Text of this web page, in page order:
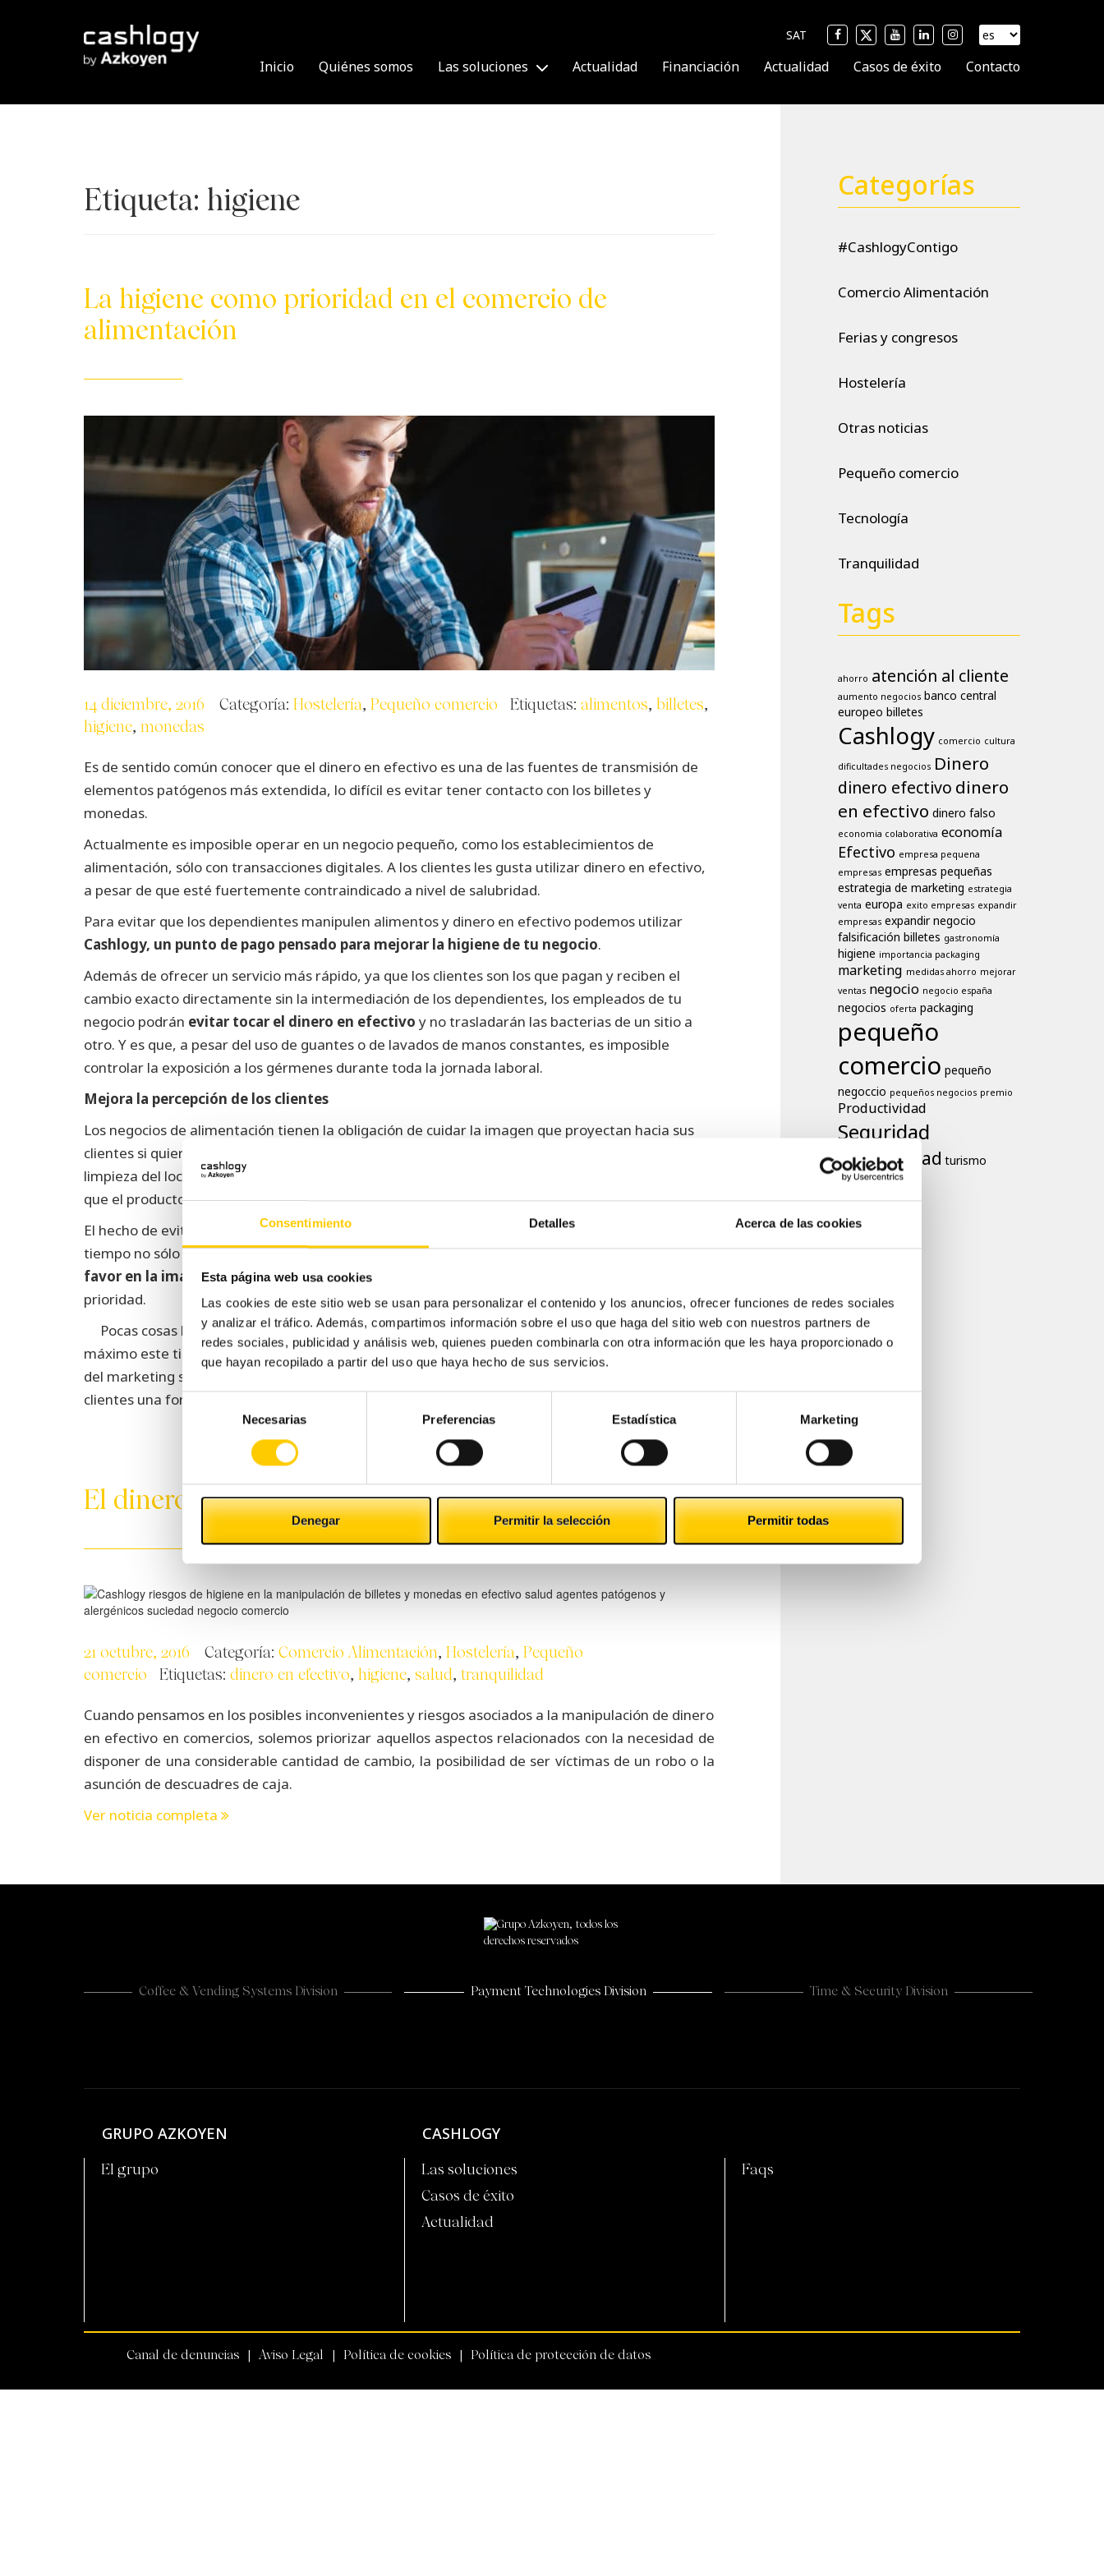
Consentimiento Detalles Acerca de las cookies
Esta página web usa cookies
Las cookies de este sitio web se usan para personalizar el contenido y los anuncios, ofrecer funciones de redes sociales
y analizar el tráfico. Además, compartimos información sobre el uso que haga del sitio web con nuestros partners de
redes sociales, publicidad y análisis web, quienes pueden combinarla con otra información que les haya proporcionado o
que hayan recopilado a partir del uso que haya hecho de sus servicios.
Selección
consentimiento
Necesarias Preferencias Estadística Marketing
Denegar Permitir la selección Permitir todas
SAT
Inicio Quiénes somos Las soluciones Actualidad Financiación Actualidad Casos de éxito Contacto
Etiqueta: higiene
La higiene como prioridad en el comercio de
alimentación
14 diciembre, 2016 Categoría: Hostelería, Pequeño comercio Etiquetas: alimentos, billetes,
higiene, monedas
Es de sentido común conocer que el dinero en efectivo es una de las fuentes de transmisión de
elementos patógenos más extendida, lo difícil es evitar tener contacto con los billetes y
monedas.
Actualmente es imposible operar en un negocio pequeño, como los establecimientos de
alimentación, sólo con transacciones digitales. A los clientes les gusta utilizar dinero en efectivo,
a pesar de que esté fuertemente contraindicado a nivel de salubridad.
Para evitar que los dependientes manipulen alimentos y dinero en efectivo podemos utilizar
Cashlogy, un punto de pago pensado para mejorar la higiene de tu negocio.
Además de ofrecer un servicio más rápido, ya que los clientes son los que pagan y reciben el
cambio exacto directamente sin la intermediación de los dependientes, los empleados de tu
negocio podrán evitar tocar el dinero en efectivo y no trasladarán las bacterias de un sitio a
otro. Y es que, a pesar del uso de guantes o de lavados de manos constantes, es imposible
controlar la exposición a los gérmenes durante toda la jornada laboral.
Mejora la percepción de los clientes
Los negocios de alimentación tienen la obligación de cuidar la imagen que proyectan hacia sus
clientes si quieren mantener un ritmo positivo de ventas. Es por ello que se insiste tanto en la
limpieza del local, que los empleados tengan buena imagen y respeten las normas sanitarias, o
que el producto que se vende se coloque de forma atractiva y se revise diariamente.
El hecho de evitar que los dependientes tengan que manipular dinero y alimentos al mismo
tiempo no sólo evita la transmisión de gérmenes, sino queCashlogy hace ganar un punto a
favor en la imagen del comercio, como negocio que sigue la normativa de Consumo como una
prioridad.
Pocas cosas le gustan más a un cliente que acudir a un establecimiento donde se cuidan al
máximo este tipo de detalles. Al final, no deja de ser una experiencia positiva que en el mundo
del marketing se traduce como
clientes una forma de aumentar los ingresos.
El dinero (en efectivo) no da la felicidad
21 octubre, 2016 Categoría: Comercio Alimentación, Hostelería, Pequeño
comercio
Etiquetas: dinero en efectivo, higiene, salud, tranquilidad
Cuando pensamos en los posibles inconvenientes y riesgos asociados a la manipulación de dinero
en efectivo en comercios, solemos priorizar aquellos aspectos relacionados con la necesidad de
disponer de una considerable cantidad de cambio, la posibilidad de ser víctimas de un robo o la
asunción de descuadres de caja.
Ver noticia completa
Categorías
#CashlogyContigo
Comercio Alimentación
Ferias y congresos
Hostelería
Otras noticias
Pequeño comercio
Tecnología
Tranquilidad
Tags
ahorro atención al cliente
aumento negocios banco central
europeo billetes
Cashlogy comercio cultura
dificultades negocios Dinero
dinero efectivo dinero
en efectivo dinero falso
economia colaborativa economía
Efectivo empresa pequena
empresas empresas pequeñas
estrategia de marketing estrategia
venta europa exito empresas expandir
empresas expandir negocio
falsificación billetes gastronomía
higiene importancia packaging
marketing medidas ahorro mejorar
ventas negocio negocio españa
negocios oferta packaging
pequeño
comercio pequeño
negoccio pequeños negocios premio
Productividad
Seguridad
tranquilidad turismo
Coffee & Vending Systems Division Payment Technologies Division Time & Security Division
GRUPO AZKOYEN
El grupo
CASHLOGY
Las soluciones
Casos de éxito
Actualidad
Faqs
Política de protección de datos
Política de cookies
Aviso Legal
Canal de denuncias